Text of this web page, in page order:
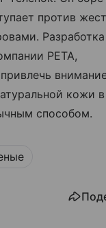
против
PETA,
кожи
способом.